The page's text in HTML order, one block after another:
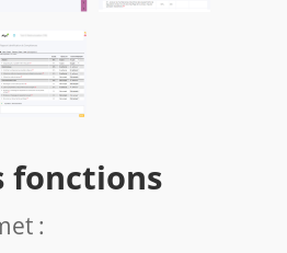
fonctions
: